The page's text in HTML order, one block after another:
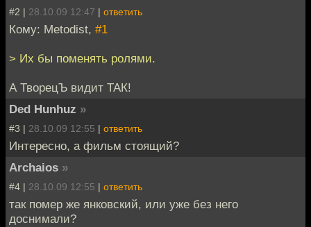
#2 | 28.10.09 12:47 | ответить
Кому: Metodist, #1
> Их бы поменять ролями.
А ТворецЪ видит ТАК!
Ded Hunhuz »
#3 | 28.10.09 12:55 | ответить
Интересно, а фильм стоящий?
Archaios »
#4 | 28.10.09 12:55 | ответить
так помер же янковский, или уже без него
доснимали?